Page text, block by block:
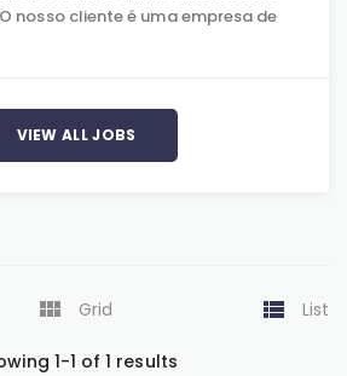
nosso cliente é uma empresa de
VIEW ALL JOBS
Grid List
1-1 of 1 results